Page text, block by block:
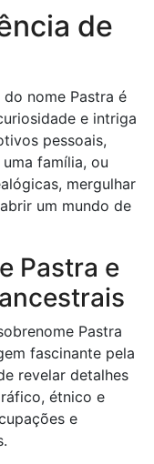
de
nome Pastra é
e intriga
pessoais,
família, ou
mergulhar
um mundo de
Pastra e
Pastra
fascinante pela
revelar detalhes
étnico e
e